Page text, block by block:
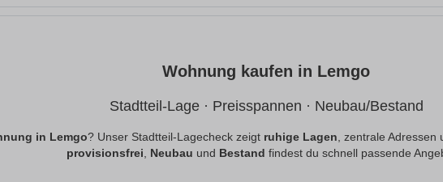
Wohnung kaufen in Lemgo
Stadtteil-Lage · Preisspannen · Neubau/Bestand
in Lemgo? Unser Stadtteil-Lagecheck zeigt ruhige Lagen, zentrale Adressen
provisionsfrei, Neubau und Bestand findest du schnell passende